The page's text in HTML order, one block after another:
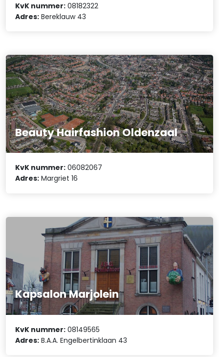
KvK nummer: 08182322
Adres: Bereklauw 43
Beauty Hairfashion Oldenzaal
KvK nummer: 06082067
Adres: Margriet 16
Kapsalon Marjolein
KvK nummer: 08149565
Adres: B.A.A. Engelbertinklaan 43